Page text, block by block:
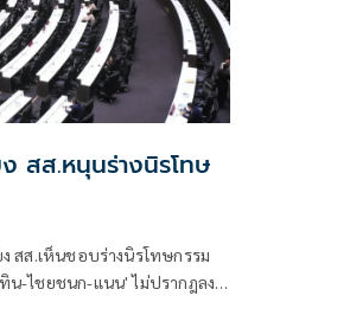
สส.หนุนร่างนิรโทษ
สส.เห็นชอบร่างนิรโทษกรรม
น-ไชยชนก-แนน' ไม่ปรากฎลง